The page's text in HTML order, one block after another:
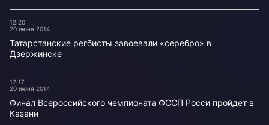
12:20
20 июня 2014
Татарстанские регбисты завоевали «серебро» в
Дзержинске
12:17
20 июня 2014
Финал Всероссийского чемпионата ФССП Росси пройдет в
Казани